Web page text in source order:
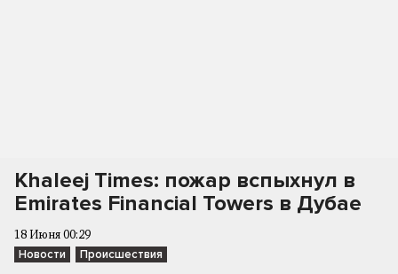
Khaleej Times: пожар вспыхнул в
Emirates Financial Towers в Дубае
18 Июня 00:29
Новости Происшествия